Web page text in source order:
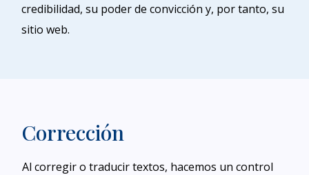
credibilidad, su poder de convicción y, por tanto, su
sitio web.
Corrección
Al corregir o traducir textos, hacemos un control